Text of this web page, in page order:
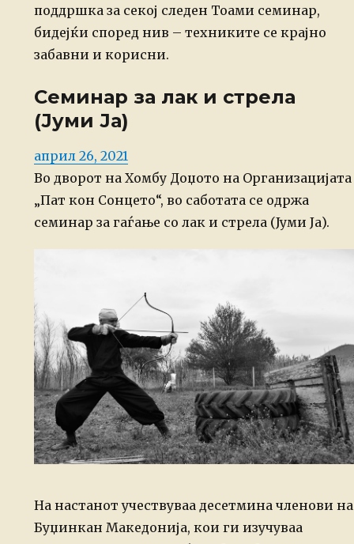
поддршка за секој следен Тоами семинар,
бидејќи според нив – техниките се крајно
забавни и корисни.
Семинар за лак и стрела
(Јуми Ја)
Posted
on
април 26, 2021
Во дворот на Хомбу Доџото на Организацијата
„Пат кон Сонцето“, во саботата се одржа
семинар за гаѓање со лак и стрела (Јуми Ја).
На настанот учествуваа десетмина членови на
Буџинкан Македонија, кои ги изучуваа